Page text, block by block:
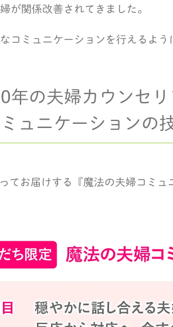
が関係改善されてきました。
コミュニケーションを行えるよ
年の夫婦カウンセ
ュニケーションの
てお届けする 『魔法の夫婦コミュ